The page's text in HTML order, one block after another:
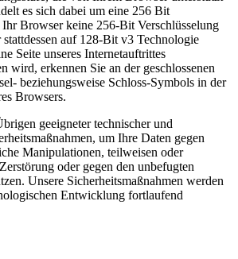
es sich dabei um eine 256 Bit
Browser keine 256-Bit Verschlüsselung
auf 128-Bit v3 Technologie
Seite unseres Internetauftrittes
wird, erkennen Sie an der geschlossenen
beziehungsweise Schloss-Symbols in der
Browsers.
geeigneter technischer und
um Ihre Daten gegen
Manipulationen, teilweisen oder
oder gegen den unbefugten
Unsere Sicherheitsmaßnahmen werden
Entwicklung fortlaufend